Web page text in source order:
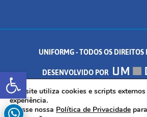
Abrir a barra de
UNIFORMG - TODOS OS DIREITOS
DESENVOLVIDO POR
AV. DR. ARNALDO DE SENNA, 328 -
35.574.530
Este site utiliza cookies e scripts
experiência.
Acesse nossa Política de Privacidade